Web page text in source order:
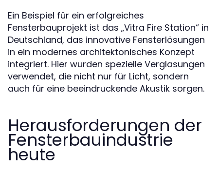
Ein Beispiel für ein erfolgreiches
Fensterbauprojekt ist das „Vitra Fire Station“ in
Deutschland, das innovative Fensterlösungen
in ein modernes architektonisches Konzept
integriert. Hier wurden spezielle Verglasungen
verwendet, die nicht nur für Licht, sondern
auch für eine beeindruckende Akustik sorgen.
Herausforderungen der
Fensterbauindustrie
heute